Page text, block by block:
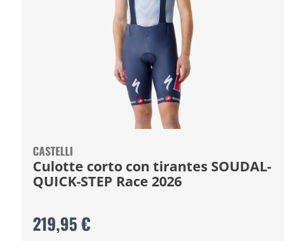
CASTELLI
Culotte corto con tirantes SOUDAL-
QUICK-STEP Race 2026
219,95 €